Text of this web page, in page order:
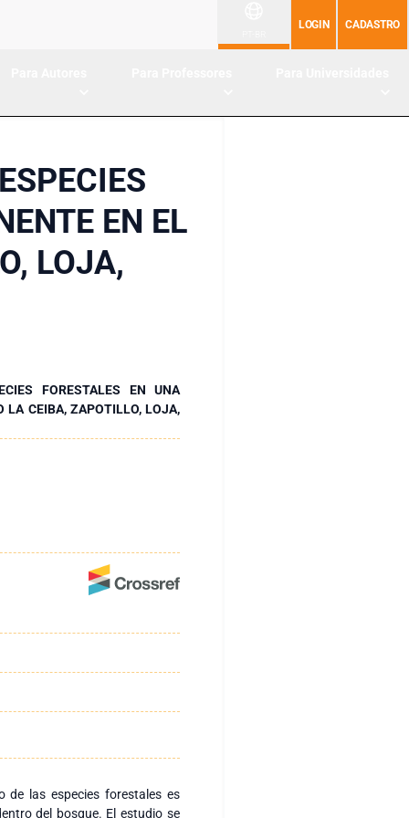
LOGIN CADASTRO
EN EL
LOJA,
FORESTALES EN UNA
LA CEIBA, ZAPOTILLO, LOJA,
de las especies forestales es
del bosque. El estudio se